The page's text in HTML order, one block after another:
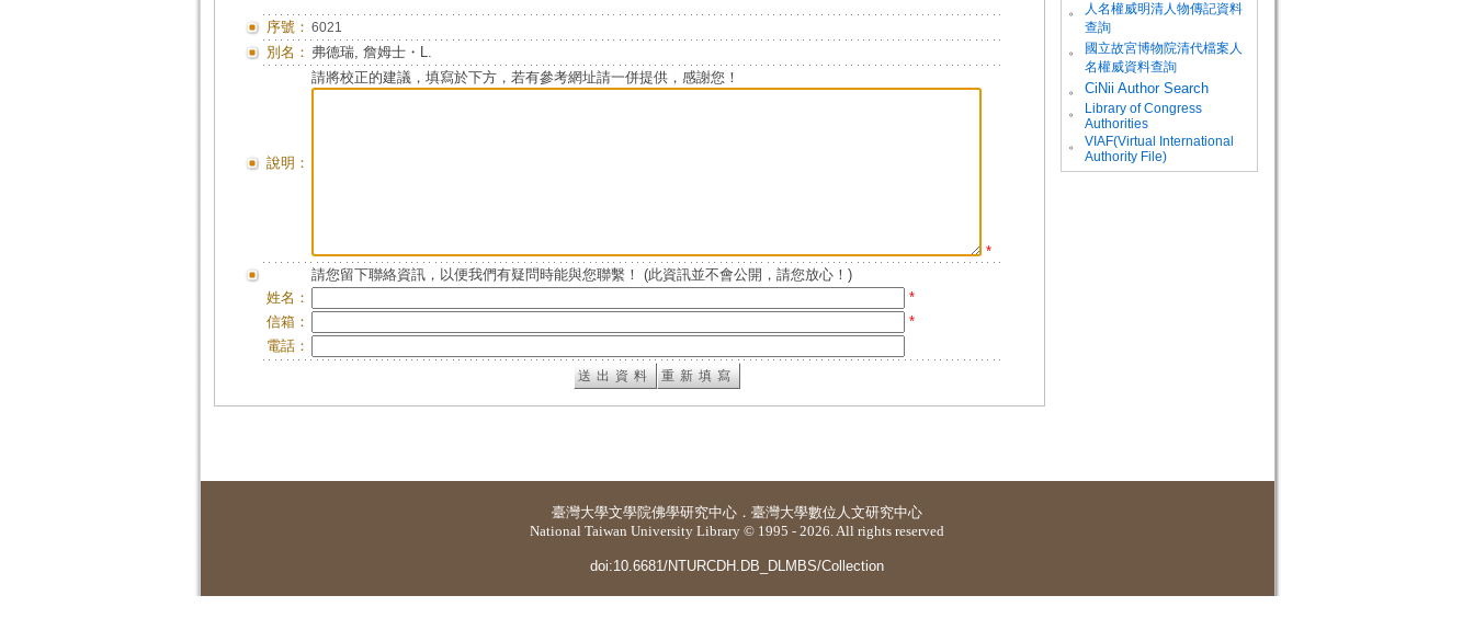
序號： 6021
別名： 弗德瑞, 詹姆士・L.
說明：
請將校正的建議，填寫於下方，若有參考網址請一併提供，感謝您！
*
請您留下聯絡資訊，以便我們有疑問時能與您聯繫！ (此資訊並不會公開，請您放心！)
姓名：
*
信箱：
*
電話：
。
人名權威明清人物傳記資料
查詢
。
國立故宮博物院清代檔案人
名權威資料查詢
。
CiNii Author Search
。
Library of Congress
Authorities
。
VIAF(Virtual International
Authority File)
臺灣大學文學院佛學研究中心 ． 臺灣大學數位人文研究中心
National Taiwan University Library © 1995 - 2026. All rights reserved
doi:10.6681/NTURCDH.DB_DLMBS/Collection